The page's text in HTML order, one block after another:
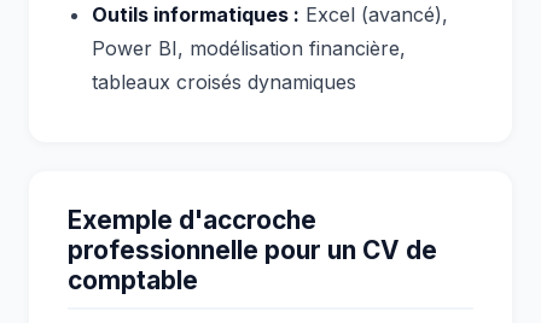
Outils informatiques : Excel (avancé),
Power BI, modélisation financière,
tableaux croisés dynamiques
Exemple d'accroche
professionnelle pour un CV de
comptable